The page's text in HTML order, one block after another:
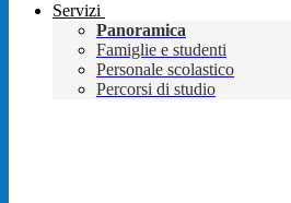
Servizi
Panoramica
Famiglie e studenti
Personale scolastico
Percorsi di studio